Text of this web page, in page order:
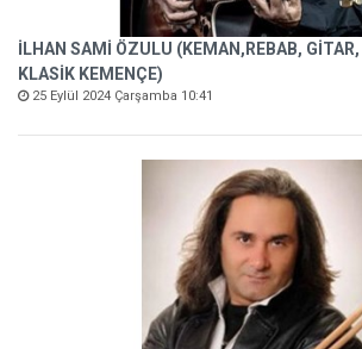
İLHAN SAMİ ÖZULU (KEMAN,REBAB,
KLASİK KEMENÇE)
25 Eylül 2024 Çarşamba 10:41